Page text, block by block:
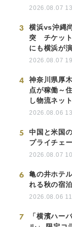
2026.08.07
3
横浜vs沖縄
突 チケッ
にも横浜が
2026.08.07
4
神奈川県厚
点が稼働～
し物流ネッ
2026.08.06
5
中国と米国
プライチェ
2026.08.07
6
亀の井ホテ
れる秋の宿
2026.08.06
7
「横濱ハー